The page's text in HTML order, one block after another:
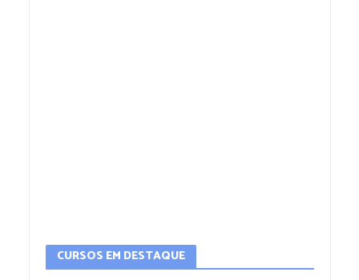
CURSOS EM DESTAQUE